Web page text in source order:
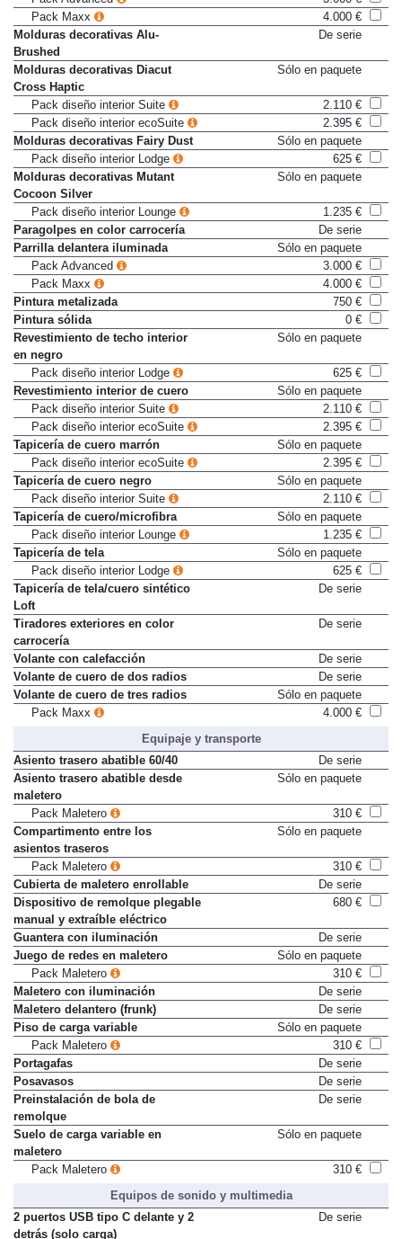
Pack Advanced
3.000 €
Pack Maxx
4.000 €
Molduras decorativas Alu-
Brushed
Molduras decorativas Diacut
Cross Haptic
Pack diseño interior Suite
2.110 €
Pack diseño interior ecoSuite
2.395 €
Molduras decorativas Fairy Dust
Sólo en paquete
Pack diseño interior Lodge
625 €
Molduras decorativas Mutant
Cocoon Silver
Pack diseño interior Lounge
1.235 €
Paragolpes en color carrocería
De serie
Parrilla delantera iluminada
Sólo en paquete
Pack Advanced
3.000 €
Pack Maxx
4.000 €
Pintura metalizada
750 €
Pintura sólida
0 €
Revestimiento de techo interior
en negro
Pack diseño interior Lodge
625 €
Revestimiento interior de cuero
Sólo en paquete
Pack diseño interior Suite
2.110 €
Pack diseño interior ecoSuite
2.395 €
Tapicería de cuero marrón
Sólo en paquete
Pack diseño interior ecoSuite
2.395 €
Tapicería de cuero negro
Sólo en paquete
Pack diseño interior Suite
2.110 €
Tapicería de cuero/microfibra
Sólo en paquete
Pack diseño interior Lounge
1.235 €
Tapicería de tela
Sólo en paquete
Pack diseño interior Lodge
625 €
Tapicería de tela/cuero sintético
Loft
Tiradores exteriores en color
carrocería
Volante con calefacción
De serie
Volante de cuero de dos radios
De serie
Volante de cuero de tres radios
Sólo en paquete
Equipaje y transporte
Asiento trasero abatible 60/40
De serie
Asiento trasero abatible desde
maletero
Pack Maletero
310 €
Compartimento entre los
asientos traseros
Pack Maletero
310 €
Cubierta de maletero enrollable
De serie
Dispositivo de remolque plegable
manual y extraíble eléctrico
Guantera con iluminación
De serie
Juego de redes en maletero
Sólo en paquete
Pack Maletero
310 €
Maletero con iluminación
De serie
Maletero delantero (frunk)
De serie
Piso de carga variable
Sólo en paquete
Pack Maletero
310 €
Portagafas
De serie
Posavasos
De serie
Preinstalación de bola de
remolque
Suelo de carga variable en
maletero
Equipos de sonido y multimedia
2 puertos USB tipo C delante y 2